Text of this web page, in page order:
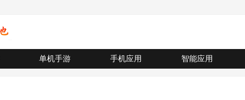
单机手游 手机应用 智能应用